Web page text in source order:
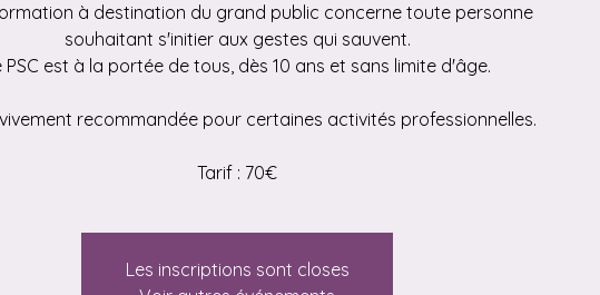
à destination du grand public concerne toute personne
souhaitant s'initier aux gestes qui sauvent.
PSC est à la portée de tous, dès 10 ans et sans limite d'âge.
recommandée pour certaines activités professionnelles.
Tarif : 70€
Les inscriptions sont closes